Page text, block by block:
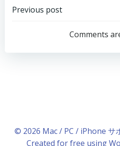
Post
navigation
Previous post
Comments
© 2026 Mac / PC / iPhone サ
Created for free using